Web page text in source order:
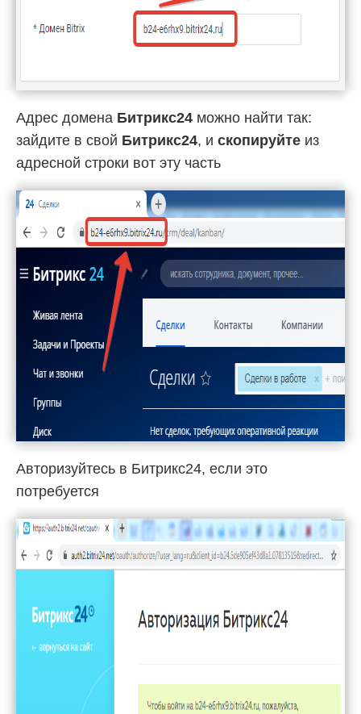
Адрес домена Битрикс24 можно найти так:
зайдите в свой Битрикс24, и скопируйте из
адресной строки вот эту часть
Авторизуйтесь в Битрикс24, если это
потребуется